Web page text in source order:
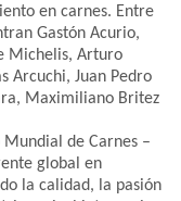
en carnes. Entre
Gastón Acurio,
Michelis, Arturo
Arcuchi, Juan Pedro
Maximiliano Britez
de Carnes –
global en
la calidad, la pasión